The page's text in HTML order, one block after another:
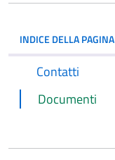
INDICE DELLA PAGINA
Contatti
Documenti